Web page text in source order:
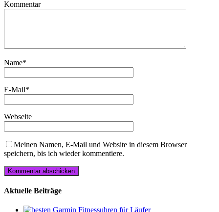
Kommentar
Name*
E-Mail*
Webseite
Meinen Namen, E-Mail und Website in diesem Browser
speichern, bis ich wieder kommentiere.
Aktuelle Beiträge